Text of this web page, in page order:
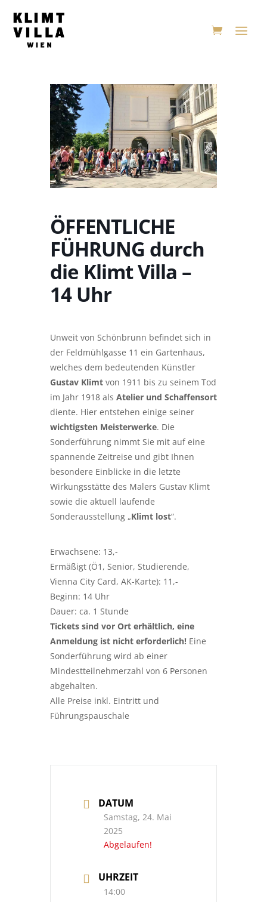
ÖFFENTLICHE
FÜHRUNG durch
die Klimt Villa –
14 Uhr
Unweit von Schönbrunn befindet sich in
der Feldmühlgasse 11 ein Gartenhaus,
welches dem bedeutenden Künstler
Gustav Klimt von 1911 bis zu seinem Tod
im Jahr 1918 als Atelier und Schaffensort
diente. Hier entstehen einige seiner
wichtigsten Meisterwerke. Die
Sonderführung nimmt Sie mit auf eine
spannende Zeitreise und gibt Ihnen
besondere Einblicke in die letzte
Wirkungsstätte des Malers Gustav Klimt
sowie die aktuell laufende
Sonderausstellung „Klimt lost“.
Erwachsene: 13,-
Ermäßigt (Ö1, Senior, Studierende,
Vienna City Card, AK-Karte): 11,-
Beginn: 14 Uhr
Dauer: ca. 1 Stunde
Tickets sind vor Ort erhältlich, eine
Anmeldung ist nicht erforderlich! Eine
Sonderführung wird ab einer
Mindestteilnehmerzahl von 6 Personen
abgehalten.
Alle Preise inkl. Eintritt und
Führungspauschale
DATUM
Samstag, 24. Mai
2025
Abgelaufen!
UHRZEIT
14:00